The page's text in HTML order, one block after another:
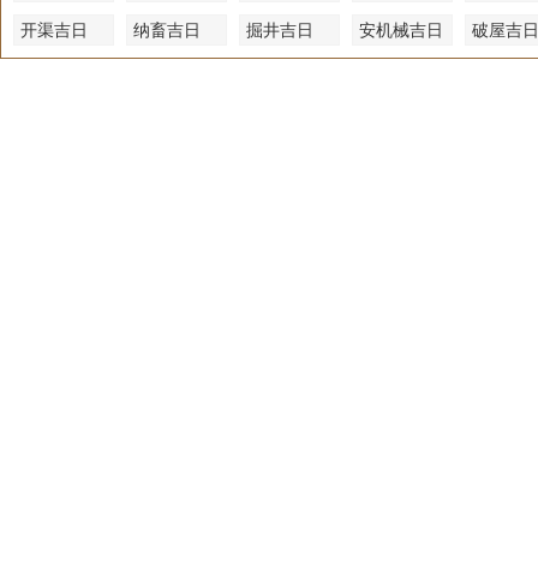
开渠吉日 纳畜吉日 掘井吉日 安机械吉日 破屋吉日